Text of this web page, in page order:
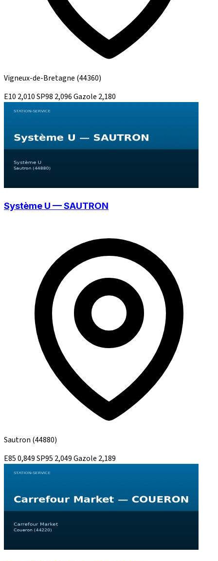
Vigneux-de-Bretagne (44360)
E10 2,010SP98 2,096Gazole 2,180
Système U — SAUTRON
Sautron (44880)
E850,849SP95 2,049Gazole 2,189